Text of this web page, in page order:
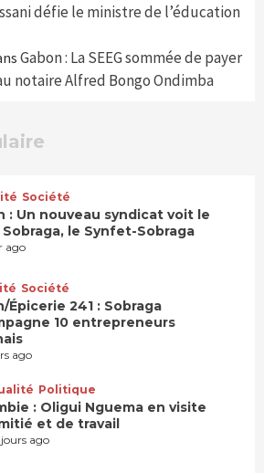
défie le ministre de l’éducation
Gabon : La SEEG sommée de payer
notaire Alfred Bongo Ondimba
Société
: Un nouveau syndicat voit le
Sobraga, le Synfet-Sobraga
ago
Société
Épicerie 241 : Sobraga
10 entrepreneurs
ago
Politique
: Oligui Nguema en visite
et de travail
jours ago